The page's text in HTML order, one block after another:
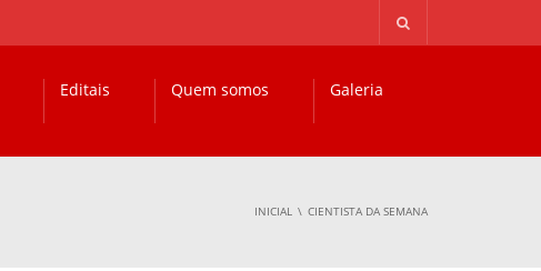
Editais Quem somos Galeria
INICIAL CIENTISTA DA SEMANA